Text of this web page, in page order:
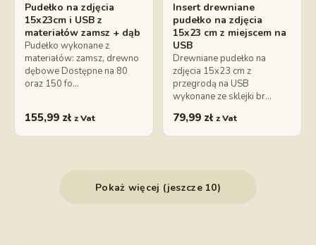
Pudełko na zdjęcia
15x23cm i USB z
materiałów zamsz + dąb
Pudełko wykonane z
materiałów: zamsz, drewno
dębowe Dostępne na 80
oraz 150 fo…
155,99 zł z Vat
Insert drewniane
pudełko na zdjęcia
15x23 cm z miejscem na
USB
Drewniane pudełko na
zdjęcia 15x23 cm z
przegrodą na USB
wykonane ze sklejki br…
79,99 zł z Vat
Pokaż więcej (jeszcze 10)